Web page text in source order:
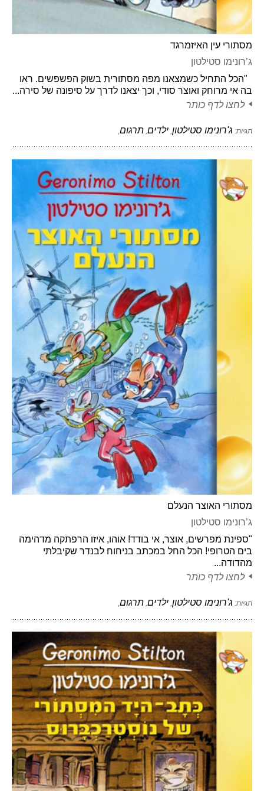
מסתורי עין האיזמרגד
ג’רונימו סטילטון
"הכל התחיל כשמצאנו מפה מסתורית בשוק הפשפשים. ראו
בה אי מרוחק ואוצר סודי, וכך יצאנו לדרך על סיפונה של סירה...
לחצו לדף כותר
תגיות: ג'רונימו סטילטון, ילדים, תרגום,
מסתורי האוצר הנעלם
ג’רונימו סטילטון
"ספינת מפרשים, אוצר, אי בודד! אוהו, איזו הרפתקה מדהימה
בים הטרופי! הכל החל במכתב בניחוח לבנדר שקיבלתי
מהדודה...
לחצו לדף כותר
תגיות: ג'רונימו סטילטון, ילדים, תרגום,